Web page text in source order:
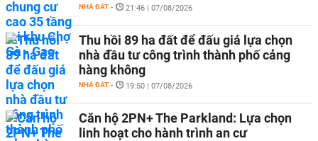
NHÀ ĐẤT - 21:46 | 07/08/2026
Thu hồi 89 ha đất để đấu giá lựa chọn
nhà đầu tư công trình thành phố cảng
hàng không
NHÀ ĐẤT - 19:50 | 07/08/2026
Căn hộ 2PN+ The Parkland: Lựa chọn
linh hoạt cho hành trình an cư